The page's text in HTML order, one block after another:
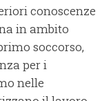
conoscenze
in ambito
soccorso,
per i
nelle